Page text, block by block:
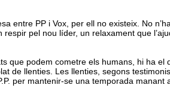
entre PP i Vox, per ell no existeix. No
pel nou líder, un relaxament que
podem cometre els humans, hi ha el
de llenties. Les llenties, segons
per mantenir-se una temporada manant